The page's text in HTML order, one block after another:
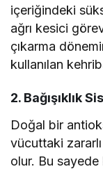
içeriğindeki
ağrı kesici
çıkarma
kullanılan
2. Bağışıklık
Doğal bir
vücuttaki zararlı
olur. Bu sayede